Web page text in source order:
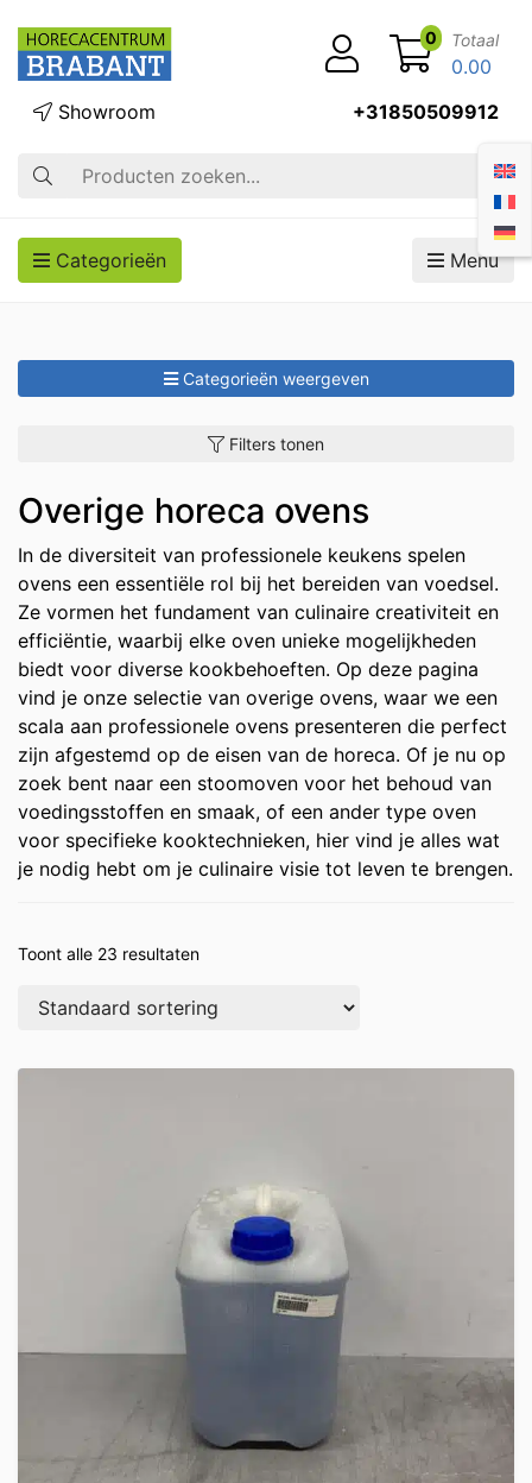
Zoek op
Showroom +31850509912
0 Totaal
0.00
Categorieën Menu
Categorieën weergeven
Filters tonen
Overige horeca ovens
In de diversiteit van professionele keukens spelen
ovens een essentiële rol bij het bereiden van voedsel.
Ze vormen het fundament van culinaire creativiteit en
efficiëntie, waarbij elke oven unieke mogelijkheden
biedt voor diverse kookbehoeften. Op deze pagina
vind je onze selectie van overige ovens, waar we een
scala aan professionele ovens presenteren die perfect
zijn afgestemd op de eisen van de horeca. Of je nu op
zoek bent naar een stoomoven voor het behoud van
voedingsstoffen en smaak, of een ander type oven
voor specifieke kooktechnieken, hier vind je alles wat
je nodig hebt om je culinaire visie tot leven te brengen.
Toont alle 23 resultaten